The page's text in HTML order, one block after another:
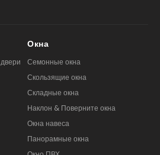
Окна
Семонные окна
Скользящие окна
Складные окна
Наклон & Поверните окна
Окна навеса
Панорамные окна